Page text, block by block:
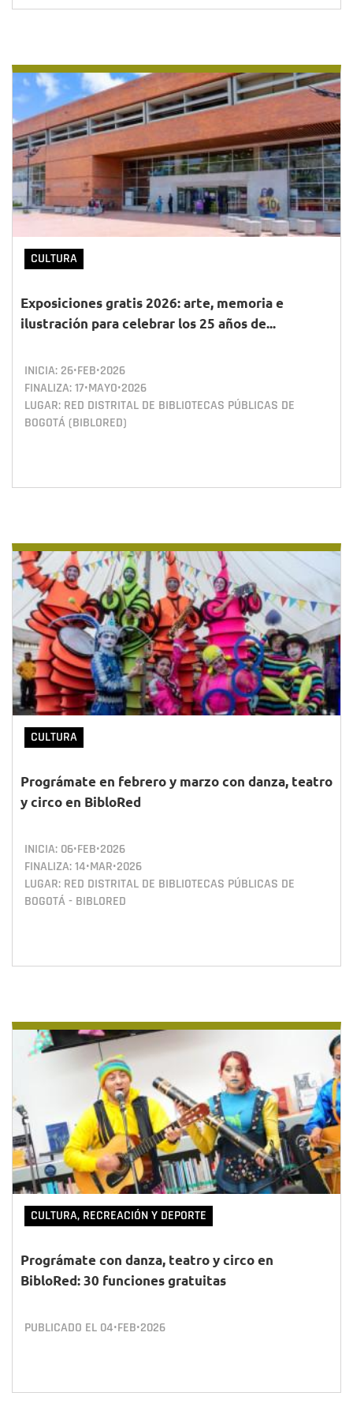
CULTURA
Exposiciones gratis 2026: arte, memoria e
ilustración para celebrar los 25 años de...
INICIA: 26•FEB•2026
FINALIZA:17•MAYO•2026
LUGAR: RED DISTRITAL DE BIBLIOTECAS PÚBLICAS DE
BOGOTÁ (BIBLORED)
CULTURA
Prográmate en febrero y marzo con danza, teatro
y circo en BibloRed
INICIA: 06•FEB•2026
FINALIZA:14•MAR•2026
LUGAR: RED DISTRITAL DE BIBLIOTECAS PÚBLICAS DE
BOGOTÁ - BIBLORED
CULTURA, RECREACIÓN Y DEPORTE
Prográmate con danza, teatro y circo en
BibloRed: 30 funciones gratuitas
PUBLICADO EL 04•FEB•2026